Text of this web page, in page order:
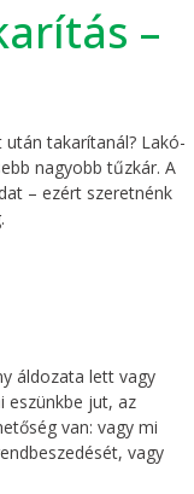
–
után takarítanál? Lakó-
nagyobb tűzkár. A
– ezért szeretnénk
áldozata lett vagy
eszünkbe jut, az
van: vagy mi
vagy